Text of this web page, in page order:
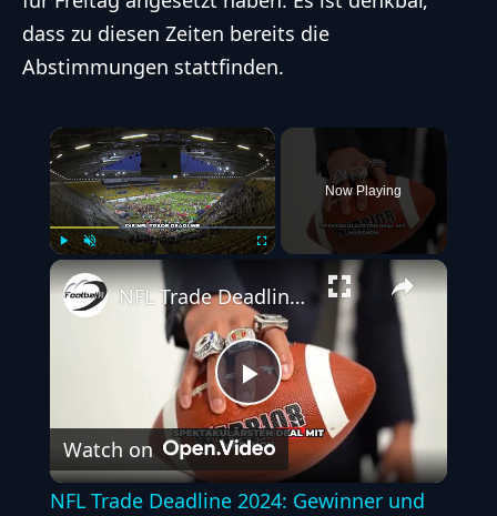
dass zu diesen Zeiten bereits die
Abstimmungen stattfinden.
×
Play Unmute
Now Playing
Play
Video
NFL Trade Deadline 2024: Gewinner und Verlierer der hektischen Schlussphase
Watch on
NFL Trade Deadline 2024: Gewinner und